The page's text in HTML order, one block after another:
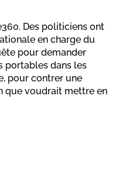
Des politiciens ont
en charge du
pour demander
portables dans les
pour contrer une
que voudrait mettre en